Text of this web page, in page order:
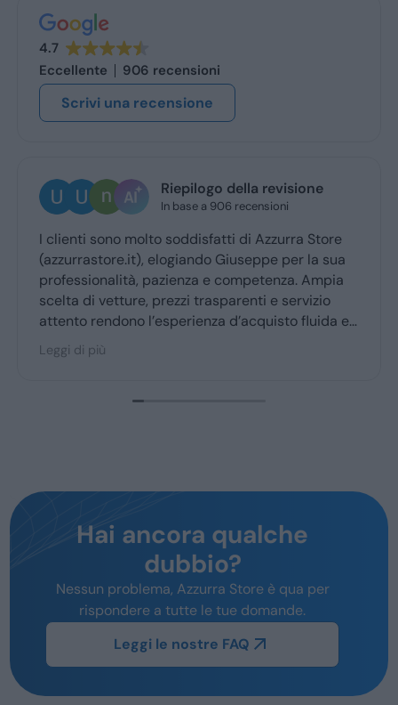
4.7
Eccellente
906 recensioni
Scrivi una recensione
Riepilogo della revisione
In base a 906 recensioni
I clienti sono molto soddisfatti di Azzurra Store
(azzurrastore.it), elogiando Giuseppe per la sua
professionalità, pazienza e competenza. Ampia
scelta di vetture, prezzi trasparenti e servizio
attento rendono l’esperienza d’acquisto fluida e
piacevole per la maggior parte degli utenti.
Leggi di più
Hai ancora qualche
dubbio?
Nessun problema, Azzurra Store è qua per
rispondere a tutte le tue domande.
Leggi le nostre FAQ